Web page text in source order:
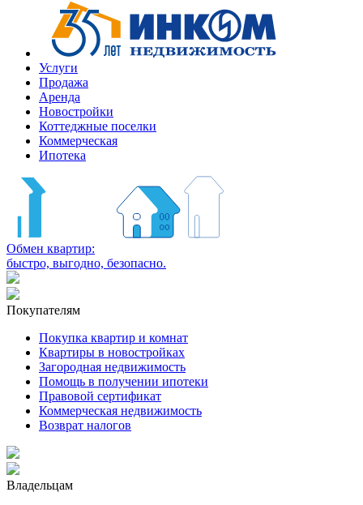
Услуги
Продажа
Аренда
Новостройки
Коттеджные поселки
Коммерческая
Ипотека
Обмен квартир:
быстро, выгодно, безопасно.
Покупателям
Покупка квартир и комнат
Квартиры в новостройках
Загородная недвижимость
Помощь в получении ипотеки
Правовой сертификат
Коммерческая недвижимость
Возврат налогов
Владельцам